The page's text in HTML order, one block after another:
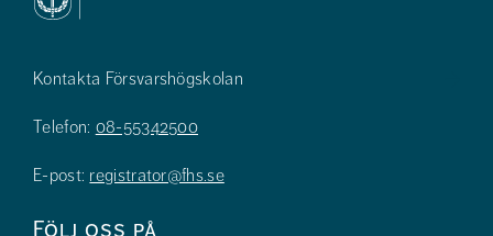
Kontakta Försvarshögskolan
Telefon: 08-55342500
E-post: registrator@fhs.se
Följ oss på